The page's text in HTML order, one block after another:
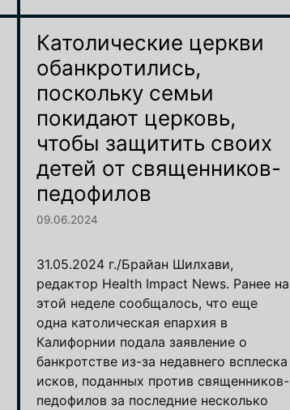
Католические церкви
обанкротились,
поскольку семьи
покидают церковь,
чтобы защитить своих
детей от священников-
педофилов
09.06.2024
31.05.2024 г./Брайан Шилхави,
редактор Health Impact News. Ранее на
этой неделе сообщалось, что еще
одна католическая епархия в
Калифорнии подала заявление о
банкротстве из-за недавнего всплеска
исков, поданных против священников-
педофилов за последние несколько